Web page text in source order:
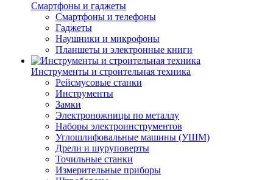
Смартфоны и гаджеты
Смартфоны и телефоны
Гаджеты
Наушники и микрофоны
Планшеты и электронные книги
Инструменты и строительная техника
Рейсмусовые станки
Инструменты
Замки
Электроножницы по металлу
Наборы электроинструментов
Углошлифовальные машины (УШМ)
Дрели и шуруповерты
Точильные станки
Измерительные приборы